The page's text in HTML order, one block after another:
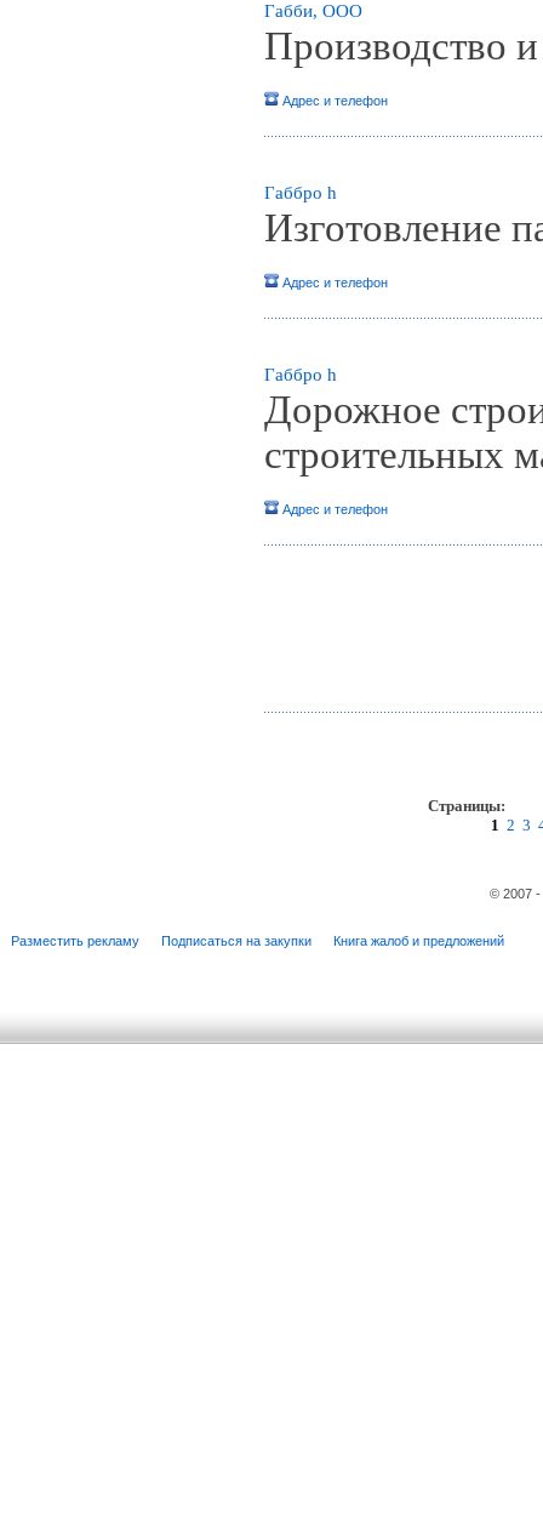
Габби, ООО
Производство
Адрес и телефон
Габбро h
Изготовление
Адрес и телефон
Габбро h
Дорожное
строительных
Адрес и телефон
Страницы:
1 2 3
© 2007
Разместить рекламу Подписаться на закупки Книга жалоб и предложений